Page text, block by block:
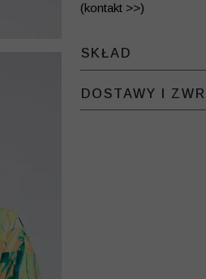
(kontakt >>)
SKŁAD
DOSTAWY I